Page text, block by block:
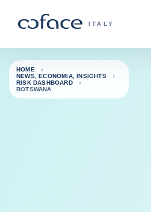
COFACE FOR
ITALY
Torna alla Homepage
HOME
NEWS, ECONOMIA, INSIGHTS
RISK DASHBOARD
BOTSWANA